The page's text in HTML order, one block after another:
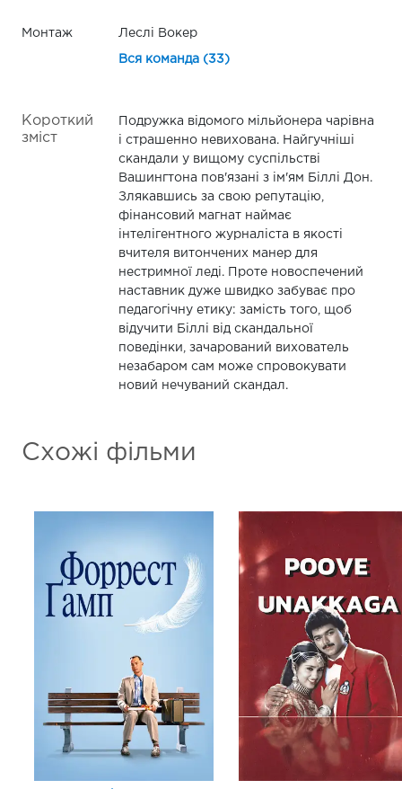
Монтаж Леслі Вокер
Вся команда (33)
Короткий
зміст
Подружка відомого мільйонера чарівна
і страшенно невихована. Найгучніші
скандали у вищому суспільстві
Вашингтона пов'язані з ім'ям Біллі Дон.
Злякавшись за свою репутацію,
фінансовий магнат наймає
інтелігентного журналіста в якості
вчителя витончених манер для
нестримної леді. Проте новоспечений
наставник дуже швидко забуває про
педагогічну етику: замість того, щоб
відучити Біллі від скандальної
поведінки, зачарований вихователь
незабаром сам може спровокувати
новий нечуваний скандал.
Схожі фільми